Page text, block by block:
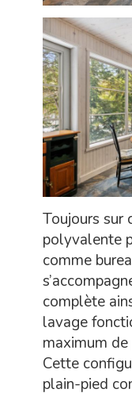
Toujours sur
polyvalente
comme
complète
lavage
maximum
Cette
plain-pied